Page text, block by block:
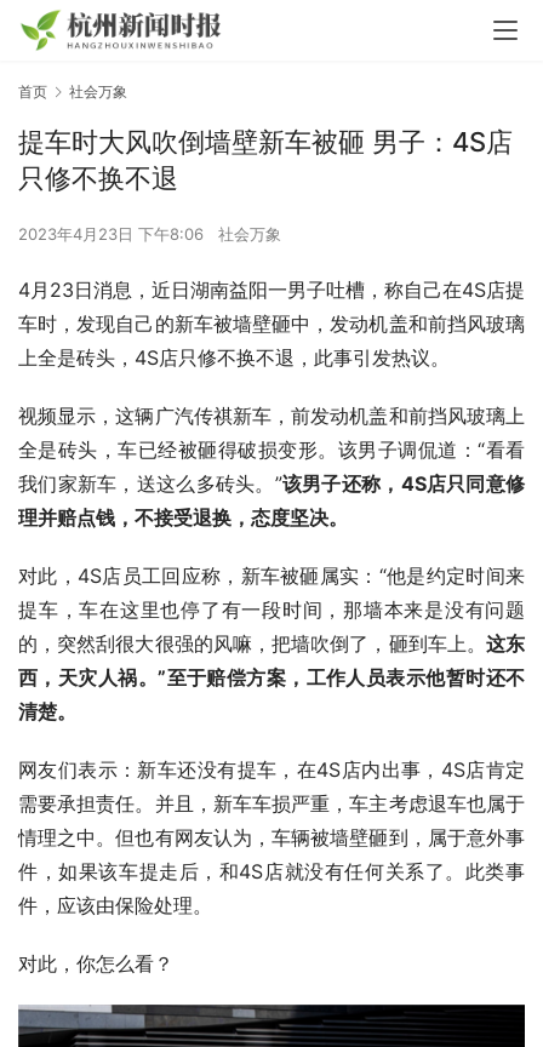
首页 社会万象
提车时大风吹倒墙壁新车被砸 男子：4S店
只修不换不退
2023年4月23日 下午8:06 社会万象
4月23日消息，近日湖南益阳一男子吐槽，称自己在4S店提
车时，发现自己的新车被墙壁砸中，发动机盖和前挡风玻璃
上全是砖头，4S店只修不换不退，此事引发热议。
视频显示，这辆广汽传祺新车，前发动机盖和前挡风玻璃上
全是砖头，车已经被砸得破损变形。该男子调侃道：“看看
我们家新车，送这么多砖头。”该男子还称，4S店只同意修
理并赔点钱，不接受退换，态度坚决。
对此，4S店员工回应称，新车被砸属实：“他是约定时间来
提车，车在这里也停了有一段时间，那墙本来是没有问题
的，突然刮很大很强的风嘛，把墙吹倒了，砸到车上。 这东
西，天灾人祸。”至于赔偿方案，工作人员表示他暂时还不
清楚。
网友们表示：新车还没有提车，在4S店内出事，4S店肯定
需要承担责任。并且，新车车损严重，车主考虑退车也属于
情理之中。但也有网友认为，车辆被墙壁砸到，属于意外事
件，如果该车提走后，和4S店就没有任何关系了。此类事
件，应该由保险处理。
对此，你怎么看？